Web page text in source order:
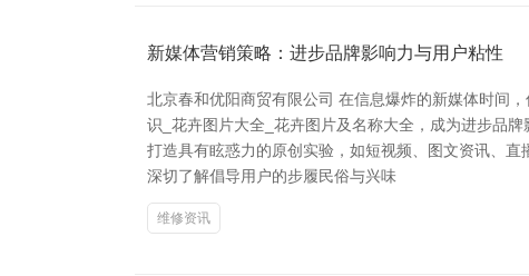
新媒体营销策略：进步品牌影响力与用户粘性
北京春和优阳商贸有限公司 在信息爆炸的新媒体时间
识_花卉图片大全_花卉图片及名称大全，成为进步品
打造具有眩惑力的原创实验，如短视频、图文资讯、
深切了解倡导用户的步履民俗与兴味
维修资讯